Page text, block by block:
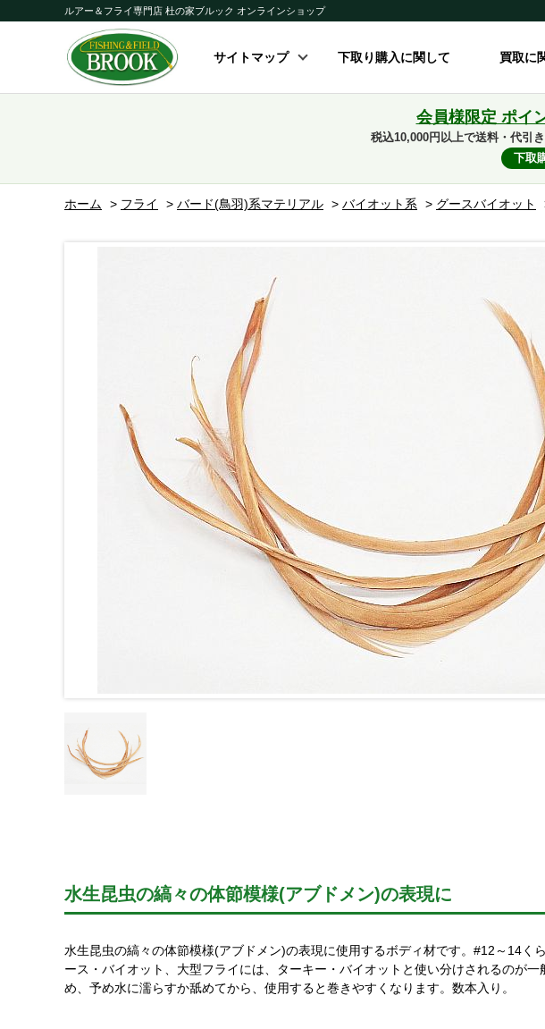
ルアー＆フライ専門店 杜の家ブルック オンラインショップ
サイトマップ 下取り購入に関して 買取に
会員様限定 ポイ
税込10,000円以上で送料・代引
下取
ホーム > フライ > バード(鳥羽)系マテリアル > バイオット系 > グースバイオット
水生昆虫の縞々の体節模様(アブドメン)の表現に
水生昆虫の縞々の体節模様(アブドメン)の表現に使用するボディ材です。#12～14く
ース・バイオット、大型フライには、ターキー・バイオットと使い分けされるのが
め、予め水に濡らすか舐めてから、使用すると巻きやすくなります。数本入り。